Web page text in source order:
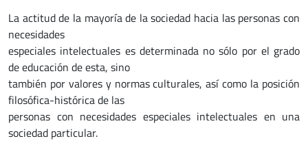
La actitud de la mayoría de la sociedad hacia las personas con
necesidades
especiales intelectuales es determinada no sólo por el grado
de educación de esta, sino
también por valores y normas culturales, así como la posición
filosófica-histórica de las
personas con necesidades especiales intelectuales en una
sociedad particular.